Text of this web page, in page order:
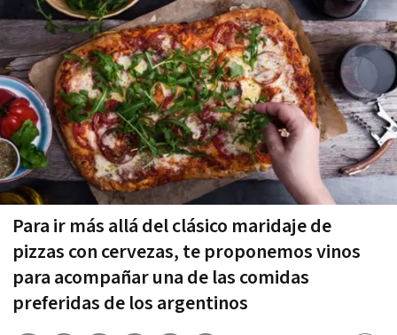
Para ir más allá del clásico maridaje de
pizzas con cervezas, te proponemos vinos
para acompañar una de las comidas
preferidas de los argentinos